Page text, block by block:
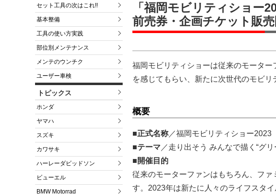
セット工具の次はこれ!!
基本整備
工具の使い方実践
部位別メンテナンス
メンテのウンチク
ユーザー車検
トピックス
ホンダ
ヤマハ
スズキ
カワサキ
ハーレーダビッドソン
ビューエル
BMW Motorrad
「福岡モビリティショー
前売券・企画チケット販売
福岡モビリティショーは従来のモータ
を感じてもらい、新たに次世代のモビ
概要
■正式名称 ／福岡モビリティショー2023
■テーマ ／走り出そう みんなで描く“グ
■開催目的
従来のモーターファンはもちろん、フ
す。2023年は新たに人々のライフスタ